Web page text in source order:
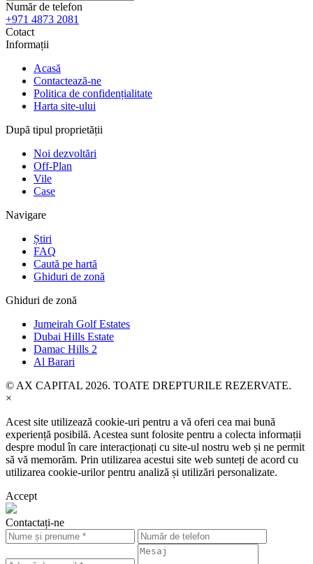
Număr de telefon
+971 4873 2081
Cotact
Informații
Acasă
Contactează-ne
Politica de confidențialitate
Harta site-ului
După tipul proprietății
Noi dezvoltări
Off-Plan
Vile
Case
Navigare
Știri
FAQ
Caută pe hartă
Ghiduri de zonă
Ghiduri de zonă
Jumeirah Golf Estates
Dubai Hills Estate
Damac Hills 2
Al Barari
© AX CAPITAL 2026. TOATE DREPTURILE REZERVATE.
×
Acest site utilizează cookie-uri pentru a vă oferi cea mai bună
experiență posibilă. Acestea sunt folosite pentru a colecta informații
despre modul în care interacționați cu site-ul nostru web și ne permit
să vă memorăm. Prin utilizarea acestui site web sunteți de acord cu
utilizarea cookie-urilor pentru analiză și utilizări personalizate.
Accept
Contactați-ne